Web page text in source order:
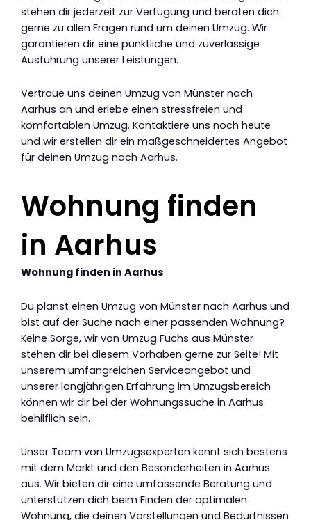
stehen dir jederzeit zur Verfügung und beraten dich
gerne zu allen Fragen rund um deinen Umzug. Wir
garantieren dir eine pünktliche und zuverlässige
Ausführung unserer Leistungen.
Vertraue uns deinen Umzug von Münster nach
Aarhus an und erlebe einen stressfreien und
komfortablen Umzug. Kontaktiere uns noch heute
und wir erstellen dir ein maßgeschneidertes Angebot
für deinen Umzug nach Aarhus.
Wohnung finden
in Aarhus
Wohnung finden in Aarhus
Du planst einen Umzug von Münster nach Aarhus und
bist auf der Suche nach einer passenden Wohnung?
Keine Sorge, wir von Umzug Fuchs aus Münster
stehen dir bei diesem Vorhaben gerne zur Seite! Mit
unserem umfangreichen Serviceangebot und
unserer langjährigen Erfahrung im Umzugsbereich
können wir dir bei der Wohnungssuche in Aarhus
behilflich sein.
Unser Team von Umzugsexperten kennt sich bestens
mit dem Markt und den Besonderheiten in Aarhus
aus. Wir bieten dir eine umfassende Beratung und
unterstützen dich beim Finden der optimalen
Wohnung, die deinen Vorstellungen und Bedürfnissen